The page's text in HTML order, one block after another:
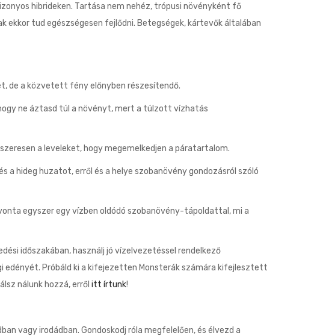
hibrideken. Tartása nem nehéz, trópusi növényként fő
tud egészségesen fejlődni. Betegségek, kártevők általában
de a közvetett fény előnyben részesítendő.
ne áztasd túl a növényt, mert a túlzott vízhatás
a leveleket, hogy megemelkedjen a páratartalom.
hideg huzatot, erről és a helye szobanövény gondozásról szóló
egyszer egy vízben oldódó szobanövény-tápoldattal, mi a
időszakában, használj jó vízelvezetéssel rendelkező
edényét. Próbáld ki a kifejezetten Monsterák számára kifejlesztett
nálunk hozzá, erről itt írtunk!
vagy irodádban. Gondoskodj róla megfelelően, és élvezd a